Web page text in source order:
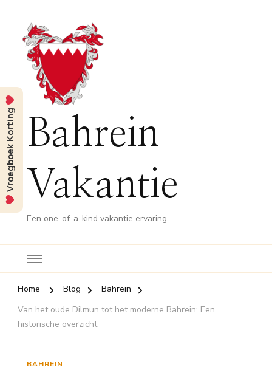
Bahrein
Vakantie
Een one-of-a-kind vakantie ervaring
Home Blog
Bahrein
Van het oude Dilmun tot het moderne Bahrein: Een
historische overzicht
BAHREIN
Vroegboek Korting